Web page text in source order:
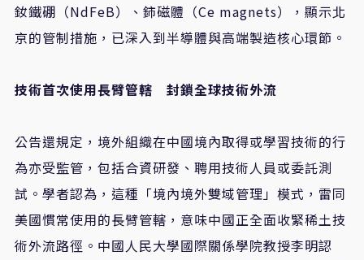
釹鐵硼（NdFeB）、鈰磁體（Ce magnets），顯示北
京的管制措施，已深入到半導體與高端製造核心環節。
技術首次使用長臂管轄 封鎖全球技術外流
公告還規定，境外組織在中國境內取得或學習技術的行
為亦受監管，包括合資研發、聘用技術人員或委託測
試。學者認為，這種「境內境外雙域管理」模式，雷同
美國慣常使用的長臂管轄，意味中國正全面收緊稀土技
術外流路徑。中國人民大學國際關係學院教授李明認